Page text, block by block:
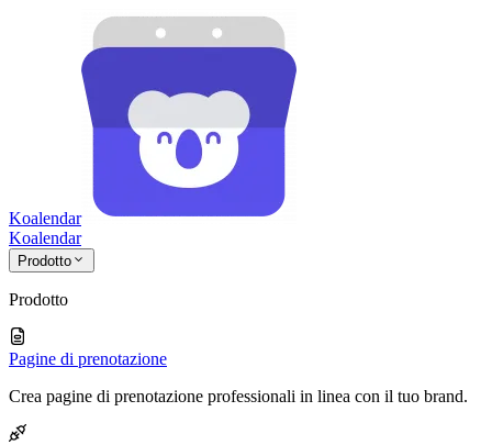
Koalendar
Koalendar
Prodotto
Prodotto
Pagine di prenotazione
Crea pagine di prenotazione professionali in linea con il tuo brand.